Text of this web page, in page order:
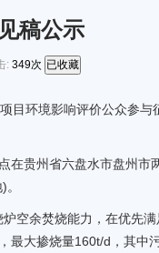
稿公示
: 349次 已收藏
目环境影响评价公众参与
在贵州省六盘水市盘州市
空余焚烧能力，在优先
最大掺烧量160t/d，其中